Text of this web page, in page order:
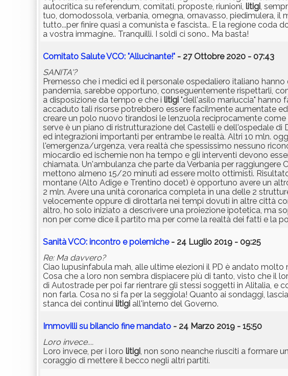
autocritica su referendum, comitati, proposte, riunioni, litigi,
tuo, domodossola, verbania, omegna, ornavasso, piedimulera,
tutto...per finire quasi a comunista e fascista.. E la regione coda
a vostra immagine.. Tranquilli. I soldi ci sono.. Ma basta!
Comitato Salute VCO: "Allucinante!" - 27 Ottobre 2020 - 07:43
SANITA'?
Premesso che i medici ed il personale ospedaliero italiano
pandemia, sarebbe opportuno, conseguentemente rispettarli,
a disposizione da tempo e che i litigi "dell'asilo mariuccia" hanno
accaduto tali risorse potrebbero essere facilmente aumentate
creare un polo nuovo tirandosi le lenzuola reciprocamente
serve è un piano di ristrutturazione del Castelli e dell'ospedale
ed integrazioni importanti per entrambe le realtà. Altri 10 mln.
l'emergenza/urgenza, vera realtà che spessissimo nessuno
miocardio ed ischemie non ha tempo e gli interventi devono
chiamata. Un'ambulanza che parte da Verbania per
mettono almeno 15/20 minuti ad essere molto ottimisti.
montane (Alto Adige e Trentino docet) è opportuno avere un
2 mln. Avere una unità coronarica completa in una delle 2
velocemente oppure di dirottarla nei tempi dovuti in altre città
altro, ho solo iniziato a descrivere una proiezione ipotetica, ma
non per come dice il partito ma per come la realtà dei fatti e la
Sanità VCO: incontro e polemiche- 24 Luglio 2019 - 09:25
Re: Ma davvero?
Ciao lupusinfabula mah, alle ultime elezioni il PD è andato
Cosa che a loro non sembra dispiacere più di tanto, visto che il
di Autostrade per poi far rientrare gli stessi soggetti in Alitalia, e
non farla. Cosa no si fa per la seggiola! Quanto ai sondaggi,
stanca dei continui litigi all'interno del Governo.
Immovilli su bilancio fine mandato - 24 Marzo 2019 - 15:50
Loro invece....
Loro invece, per i loro litigi, non sono neanche riusciti a formare
coraggio di mettere il becco negli altri partiti.